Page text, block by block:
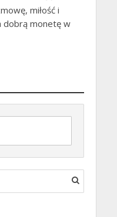
miłość i
dobrą monetę w